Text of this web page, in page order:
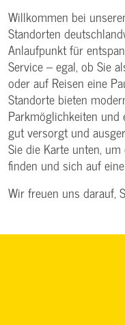
Willkommen bei
Standorten
Anlaufpunkt für
Service – egal, ob Sie
oder auf Reisen eine
Standorte bieten
Parkmöglichkeiten und
gut versorgt und
Sie die Karte unten,
finden und sich auf
Wir freuen uns darauf,